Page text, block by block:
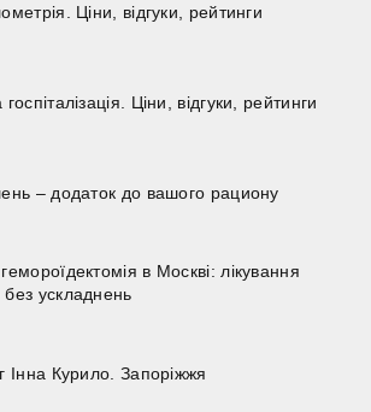
Ціни, відгуки, рейтинги
Ціни, відгуки, рейтинги
– додаток до вашого рациону
в Москві: лікування
ускладнень
Інна Курило. Запоріжжя